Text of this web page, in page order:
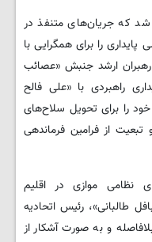
شد که جریان‌های متنفذ در
را برای همگرایی با
رهبران ارشد جنبش «عصائب
راهبردی با «علی فالح
را برای تحویل سلاح‌های
از فرامین فرماندهی
نظامی موازی در اقلیم
طالبانی»، رئیس اتحادیه
و به صورت آشکار از